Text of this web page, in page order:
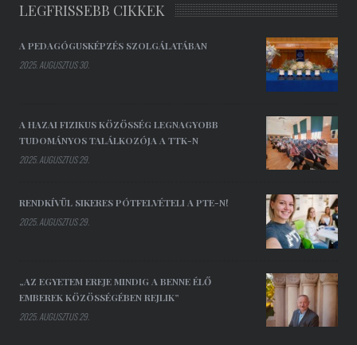
LEGFRISSEBB CIKKEK
A PEDAGÓGUSKÉPZÉS SZOLGÁLATÁBAN
2025. AUGUSZTUS 30.
A HAZAI FIZIKUS KÖZÖSSÉG LEGNAGYOBB
TUDOMÁNYOS TALÁLKOZÓJA A TTK-N
2025. AUGUSZTUS 29.
RENDKÍVÜL SIKERES PÓTFELVÉTELI A PTE-N!
2025. AUGUSZTUS 29.
„AZ EGYETEM EREJE MINDIG A BENNE ÉLŐ
EMBEREK KÖZÖSSÉGÉBEN REJLIK”
2025. AUGUSZTUS 29.